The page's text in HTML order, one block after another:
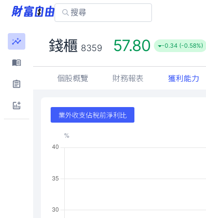
錢櫃 8359 57.80 -0.34 (-0.58%)
個股概覽 財務報表 獲利能力
業外收支佔稅前淨利比